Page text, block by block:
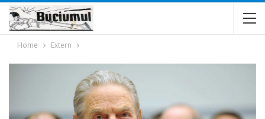
Home Extern